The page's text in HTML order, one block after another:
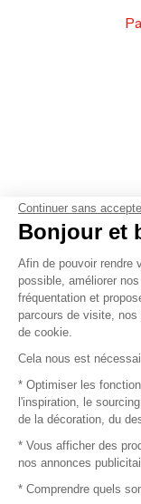
©
Continuer sans
Bonjour et
Afin de pouvoir rendre
possible, améliorer
fréquentation et
parcours de visite,
de cookie.
Cela nous est
* Optimiser les
l'inspiration, le
de la décoration, du
* Vous afficher des
nos annonces
* Comprendre quels